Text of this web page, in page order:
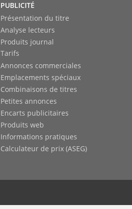
PUBLICITÉ
Annonces commerciales
Emplacements spéciaux
Combinaisons de titres
Présentation du titre
Encarts publicitaires
Informations pratiques
Calculateur de prix (ASEG)
Analyse lecteurs
Petites annonces
Produits journal
Produits web
Tarifs